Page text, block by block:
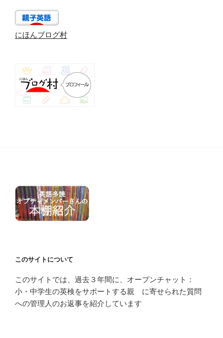
にほんブログ村
このサイトについて
このサイトでは、過去３年間に、オープンチャット：
小・中学生の英検をサポートする親 に寄せられた質問
への管理人のお返事を紹介しています